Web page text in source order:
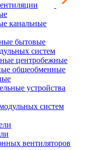
канальные
бытовые
систем
центробежные
общеобменные
устройства
систем
вентиляторов